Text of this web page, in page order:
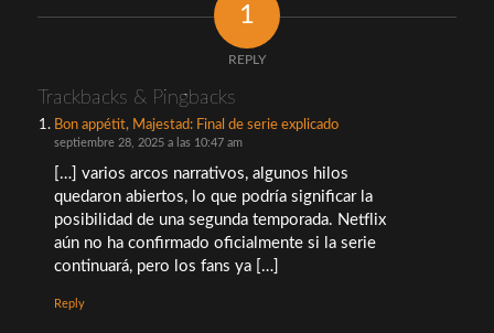
1
REPLY
Trackbacks & Pingbacks
Bon appétit, Majestad: Final de serie explicado
septiembre 28, 2025 a las 10:47 am
[…] varios arcos narrativos, algunos hilos
quedaron abiertos, lo que podría significar la
posibilidad de una segunda temporada. Netflix
aún no ha confirmado oficialmente si la serie
continuará, pero los fans ya […]
Reply